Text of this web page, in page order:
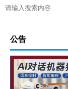
公告